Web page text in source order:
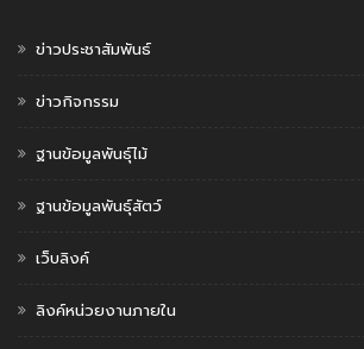
ข่าวประชาสัมพันธ์
ข่าวกิจกรรม
ฐานข้อมูลพันธุ์ไม้
ฐานข้อมูลพันธุ์สัตว์
เว็บลิงค์
ลิงค์หน่วยงานภายใน